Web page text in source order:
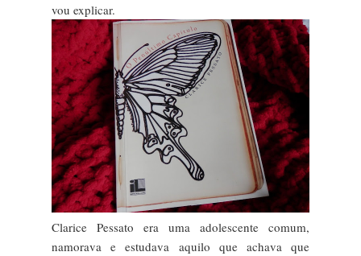
vou explicar.
Clarice Pessato era uma adolescente comum,
namorava e estudava aquilo que achava que